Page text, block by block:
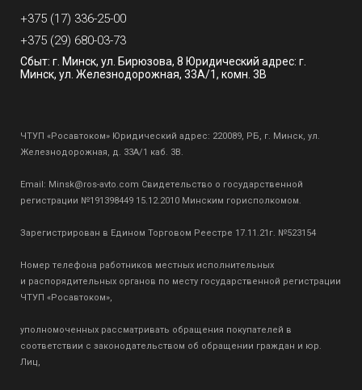
+375 (17) 336-25-00
+375 (29) 680-03-73
Сбыт: г. Минск, ул. Бирюзова, 8 Юридический адрес: г.
Минск, ул. Железнодорожная, 33А/1, комн. 3В
ЧТУП «Росавтоком» Юридический адрес: 220089, РБ, г. Минск, ул.
Железнодорожная, д. 33А/1 каб. 3В.
Email: Minsk@ros-avto.com Свидетельство о государственной
регистрации №191398449 15.12.2010 Минским горисполкомом.
Зарегистрирован в Едином Торговом Реестре 17.11.21г. №523154
Номер телефона работников местных исполнительных
и распорядительных органов по месту государственной регистрации
ЧТУП «Росавтоком»,
уполномоченных рассматривать обращения покупателей в
соответствии с законодательством об обращении граждан и юр.
Лиц,